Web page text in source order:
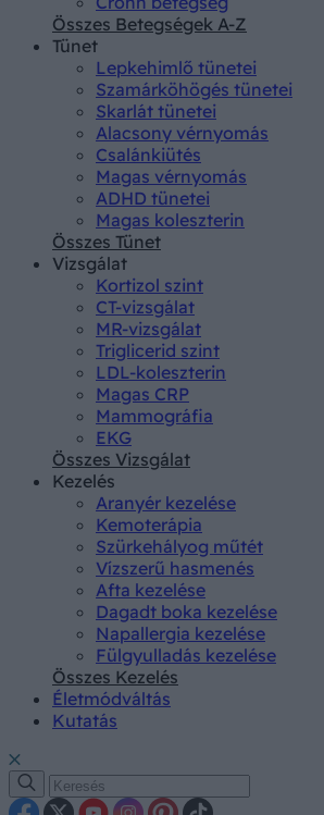
Összes Betegségek A-Z
Tünet
Lepkehimlő tünetei
Szamárköhögés tünetei
Skarlát tünetei
Alacsony vérnyomás
Csalánkiütés
Magas vérnyomás
ADHD tünetei
Magas koleszterin
Összes Tünet
Vizsgálat
Kortizol szint
CT-vizsgálat
MR-vizsgálat
Triglicerid szint
LDL-koleszterin
Magas CRP
Mammográfia
EKG
Összes Vizsgálat
Kezelés
Aranyér kezelése
Kemoterápia
Szürkehályog műtét
Vízszerű hasmenés
Afta kezelése
Dagadt boka kezelése
Napallergia kezelése
Fülgyulladás kezelése
Összes Kezelés
Életmódváltás
Kutatás